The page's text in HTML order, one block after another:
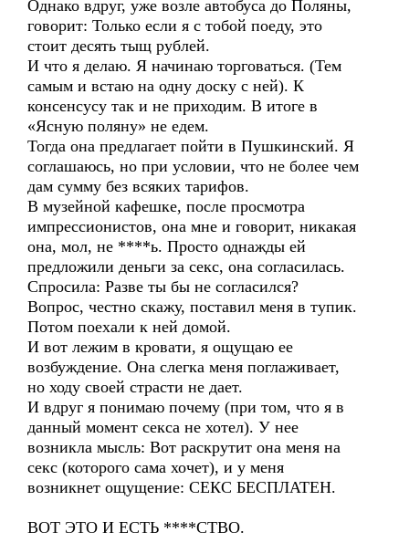
Однако вдруг, уже возле автобуса до Поляны,
говорит: Только если я с тобой поеду, это
стоит десять тыщ рублей.
И что я делаю. Я начинаю торговаться. (Тем
самым и встаю на одну доску с ней). К
консенсусу так и не приходим. В итоге в
«Ясную поляну» не едем.
Тогда она предлагает пойти в Пушкинский. Я
соглашаюсь, но при условии, что не более чем
дам сумму без всяких тарифов.
В музейной кафешке, после просмотра
импрессионистов, она мне и говорит, никакая
она, мол, не ****ь. Просто однажды ей
предложили деньги за секс, она согласилась.
Спросила: Разве ты бы не согласился?
Вопрос, честно скажу, поставил меня в тупик.
Потом поехали к ней домой.
И вот лежим в кровати, я ощущаю ее
возбуждение. Она слегка меня поглаживает,
но ходу своей страсти не дает.
И вдруг я понимаю почему (при том, что я в
данный момент секса не хотел). У нее
возникла мысль: Вот раскрутит она меня на
секс (которого сама хочет), и у меня
возникнет ощущение: СЕКС БЕСПЛАТЕН.
ВОТ ЭТО И ЕСТЬ ****СТВО.